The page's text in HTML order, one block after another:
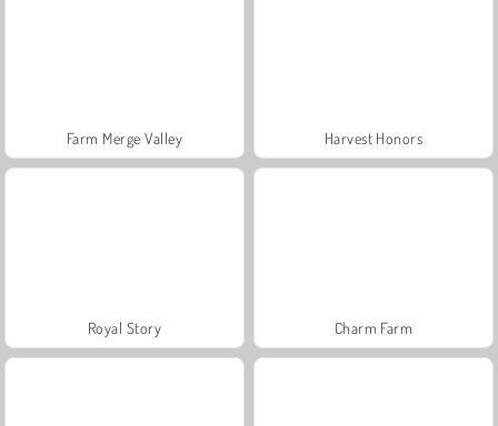
Farm Merge Valley Harvest Honors
Royal Story Charm Farm